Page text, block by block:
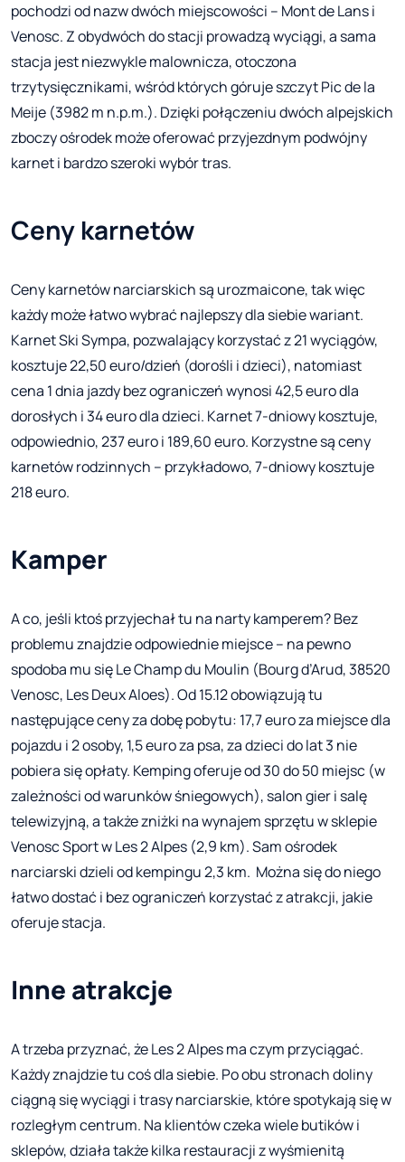
pochodzi od nazw dwóch miejscowości – Mont de Lans i
Venosc. Z obydwóch do stacji prowadzą wyciągi, a sama
stacja jest niezwykle malownicza, otoczona
trzytysięcznikami, wśród których góruje szczyt Pic de la
Meije (3982 m n.p.m.). Dzięki połączeniu dwóch alpejskich
zboczy ośrodek może oferować przyjezdnym podwójny
karnet i bardzo szeroki wybór tras.
Ceny karnetów
Ceny karnetów narciarskich są urozmaicone, tak więc
każdy może łatwo wybrać najlepszy dla siebie wariant.
Karnet Ski Sympa, pozwalający korzystać z 21 wyciągów,
kosztuje 22,50 euro/dzień (dorośli i dzieci), natomiast
cena 1 dnia jazdy bez ograniczeń wynosi 42,5 euro dla
dorosłych i 34 euro dla dzieci. Karnet 7-dniowy kosztuje,
odpowiednio, 237 euro i 189,60 euro. Korzystne są ceny
karnetów rodzinnych – przykładowo, 7-dniowy kosztuje
218 euro.
Kamper
A co, jeśli ktoś przyjechał tu na narty kamperem? Bez
problemu znajdzie odpowiednie miejsce – na pewno
spodoba mu się Le Champ du Moulin (Bourg d’Arud, 38520
Venosc, Les Deux Aloes). Od 15.12 obowiązują tu
następujące ceny za dobę pobytu: 17,7 euro za miejsce dla
pojazdu i 2 osoby, 1,5 euro za psa, za dzieci do lat 3 nie
pobiera się opłaty. Kemping oferuje od 30 do 50 miejsc (w
zależności od warunków śniegowych), salon gier i salę
telewizyjną, a także zniżki na wynajem sprzętu w sklepie
Venosc Sport w Les 2 Alpes (2,9 km). Sam ośrodek
narciarski dzieli od kempingu 2,3 km. Można się do niego
łatwo dostać i bez ograniczeń korzystać z atrakcji, jakie
oferuje stacja.
Inne atrakcje
A trzeba przyznać, że Les 2 Alpes ma czym przyciągać.
Każdy znajdzie tu coś dla siebie. Po obu stronach doliny
ciągną się wyciągi i trasy narciarskie, które spotykają się w
rozległym centrum. Na klientów czeka wiele butików i
sklepów, działa także kilka restauracji z wyśmienitą